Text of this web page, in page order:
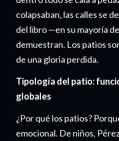
colapsaban, las calles se
del libro —en su mayoría
demuestran. Los patios
de una gloria perdida.
Tipología del patio:
globales
¿Por qué los patios?
emocional. De niños,